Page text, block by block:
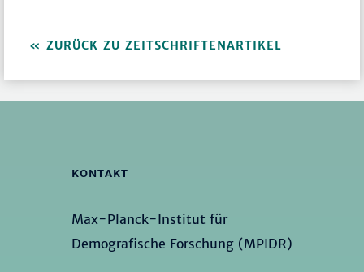
ZURÜCK ZU ZEITSCHRIFTENARTIKEL
KONTAKT
Max-Planck-Institut für
Demografische Forschung (MPIDR)